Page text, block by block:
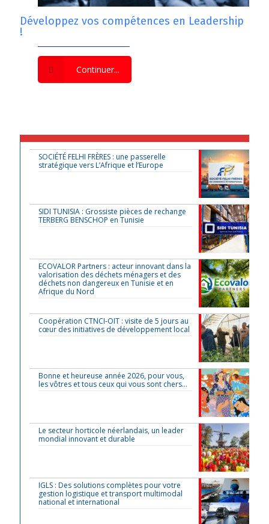
Développez vos compétences en Leadership
!
Continuer...
SOCIÉTÉ FELHI FRÈRES : une passerelle
stratégique vers L’Afrique et l’Europe
SIDI TUNISIA : Grossiste pièces de rechange
TERBERG BENSCHOP en Tunisie
ECOVALOR Partners : acteur innovant dans la
valorisation des déchets ménagers et des
déchets non dangereux en Tunisie et en
Afrique du Nord
Coopération CTNCI-OIT : visite de 5 jours au
cœur des initiatives de développement local
Bonne et heureuse année 2026, pour vous,
les vôtres et tous ceux qui vous sont chers…
Le secteur horticole néerlandais, un leader
mondial innovant et durable
IGLS : Des solutions complètes pour votre
gestion logistique et transport multimodal
national et international